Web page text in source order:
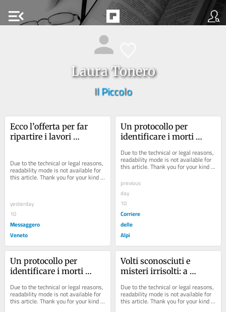
menu_open
Laura Tonero
Il Piccolo
Ecco l’offerta per far
ripartire i lavori
Due to the technical or legal reasons,
readability mode is not available for
this article. Thank you for your kind
yesterday
10
Messaggero
Veneto
Un protocollo per
identificare i morti
Fvg 13 corpi in attesa di
identità
Due to the technical or legal reasons,
readability mode is not available for
this article. Thank you for your kind
previous
day
10
Corriere
delle
Alpi
Un protocollo per
identificare i morti
Fvg 13 corpi in attesa di
identità
Due to the technical or legal reasons,
readability mode is not available for
this article. Thank you for your kind
Volti sconosciuti e
misteri irrisolti: a
corpi non identificati,
c'è anche un presunto
Due to the technical or legal reasons,
readability mode is not available for
this article. Thank you for your kind